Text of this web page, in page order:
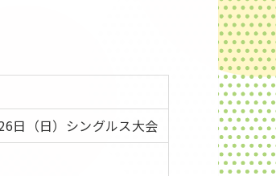
（日）シングルス大会